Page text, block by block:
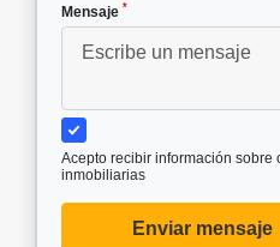
Mensaje *
Acepto recibir información sobre
inmobiliarias
Enviar mensaje